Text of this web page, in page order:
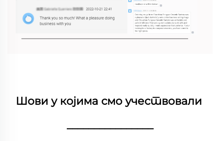
Шови у којима смо учествовали
________________